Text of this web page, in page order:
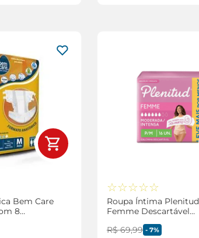
Bem Care
8
☆☆☆☆☆
Roupa Íntima Plenitud
Femme Descartável
Unidades
R$ 69,99 - 7%